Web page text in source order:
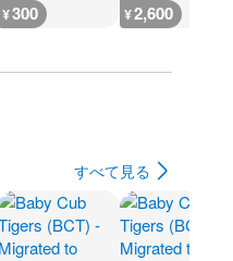
¥300 ¥2,600
すべて見る